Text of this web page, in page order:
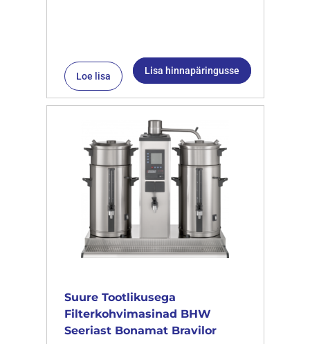
Loe lisa Lisa hinnapäringusse
Suure Tootlikusega
Filterkohvimasinad BHW
Seeriast Bonamat Bravilor